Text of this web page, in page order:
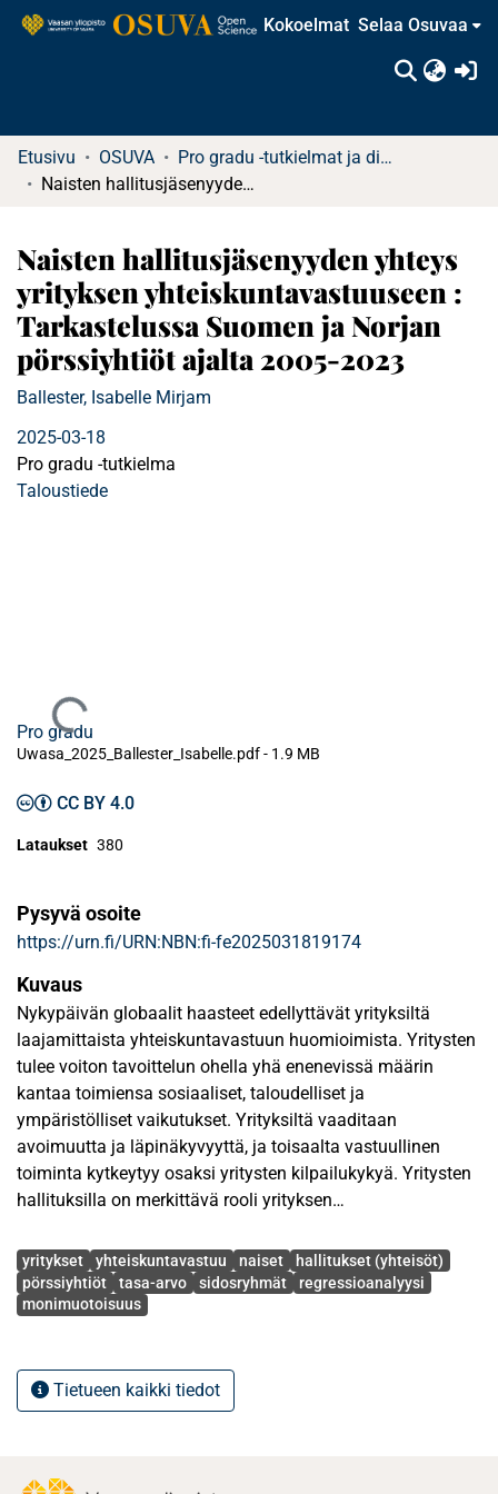
Kokoelmat Selaa Osuvaa
Etusivu OSUVA
Pro gradu -tutkielmat ja diplomityöt
Naisten hallitusjäsenyyden yhteys yrityksen yhteiskuntavastuuseen : Tarkastelussa Suomen ja Norjan pörssiyhtiöt ajalta 2005-2023
Naisten hallitusjäsenyyden yhteys
yrityksen yhteiskuntavastuuseen :
Tarkastelussa Suomen ja Norjan
pörssiyhtiöt ajalta 2005-2023
Ballester, Isabelle Mirjam
2025-03-18
Pro gradu -tutkielma
Taloustiede
Ladataan...
Pro gradu
Uwasa_2025_Ballester_Isabelle.pdf - 1.9 MB
CC BY 4.0
Lataukset 380
Pysyvä osoite
https://urn.fi/URN:NBN:fi-fe2025031819174
Kuvaus
Nykypäivän globaalit haasteet edellyttävät yrityksiltä
laajamittaista yhteiskuntavastuun huomioimista. Yritysten
tulee voiton tavoittelun ohella yhä enenevissä määrin
kantaa toimiensa sosiaaliset, taloudelliset ja
ympäristölliset vaikutukset. Yrityksiltä vaaditaan
avoimuutta ja läpinäkyvyyttä, ja toisaalta vastuullinen
toiminta kytkeytyy osaksi yritysten kilpailukykyä. Yritysten
hallituksilla on merkittävä rooli yrityksen
strategiaa ja päätöksentekoa.
Hallituksen jäsenten ominaisuuksilla ja kokoonpanolla
keskusteluun, ja naisten määrää hallituksissa pyritään
kasvattamaan niin itsesääntelyn kuin lainsäädännön
Avainsanat
yritykset yhteiskuntavastuu naiset
hallitukset (yhteisöt)
pörssiyhtiöt
tasa-arvo sidosryhmät
regressioanalyysi
monimuotoisuus
Tietueen kaikki tiedot